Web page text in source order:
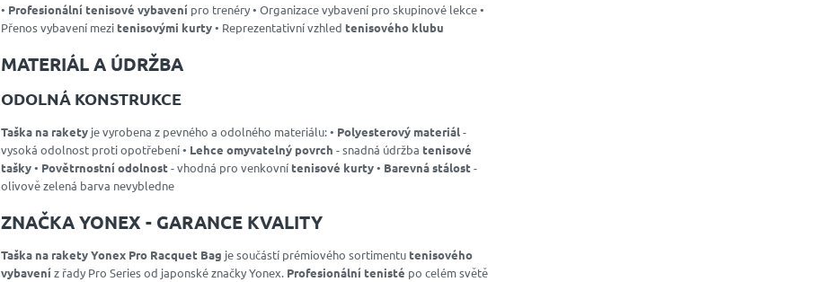
• Profesionální tenisové vybavení pro trenéry • Organizace vybavení pro skupinové lekce •
Přenos vybavení mezitenisovými kurty• Reprezentativní vzhled tenisového klubu
MATERIÁL A ÚDRŽBA
ODOLNÁ KONSTRUKCE
Taška na rakety je vyrobena z pevného a odolného materiálu: • Polyesterový materiál-
vysoká odolnost proti opotřebení • Lehce omyvatelný povrch - snadná údržba tenisové
tašky• Povětrnostní odolnost- vhodná pro venkovnítenisové kurty• Barevná stálost-
olivově zelená barva nevybledne
ZNAČKA YONEX - GARANCE KVALITY
Taška na rakety Yonex Pro Racquet Bag je součástí prémiového sortimentutenisového
vybavení z řady Pro Series od japonské značky Yonex. Profesionální tenisté po celém světě